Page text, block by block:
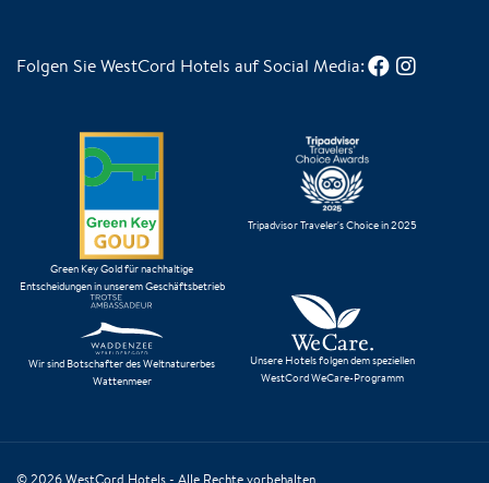
Folgen Sie WestCord Hotels auf Social Media:
Green Key Gold für nachhaltige
Entscheidungen in unserem Geschäftsbetrieb
Tripadvisor Traveler's Choice in 2025
Wir sind Botschafter des Weltnaturerbes
Wattenmeer
Unsere Hotels folgen dem speziellen
WestCord WeCare-Programm
© 2026 WestCord Hotels - Alle Rechte vorbehalten